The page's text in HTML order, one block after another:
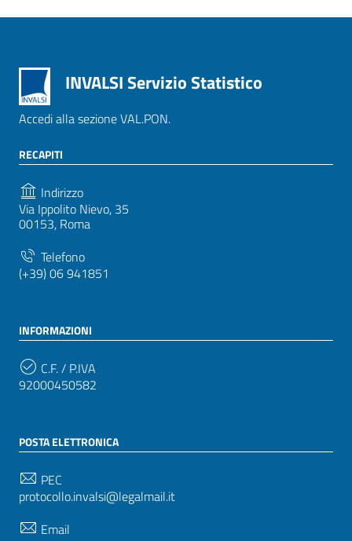
INVALSI Servizio Statistico
Accedi alla sezione VAL.PON.
RECAPITI
Indirizzo
Via Ippolito Nievo, 35
00153, Roma
Telefono
(+39) 06 941851
INFORMAZIONI
C.F. / P.IVA
92000450582
POSTA ELETTRONICA
PEC
protocollo.invalsi@legalmail.it
Email